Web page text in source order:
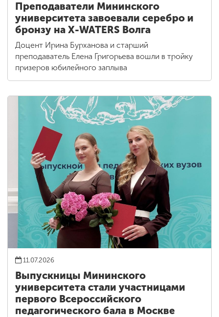
Преподаватели Мининского
университета завоевали серебро и
бронзу на X-WATERS Волга
Доцент Ирина Бурханова и старший
преподаватель Елена Григорьева вошли в тройку
призеров юбилейного заплыва
11.07.2026
Выпускницы Мининского
университета стали участницами
первого Всероссийского
педагогического бала в Москве